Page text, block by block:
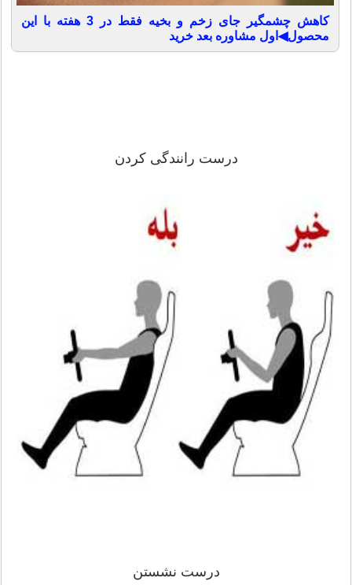
کاهش چشمگیر جای زخم و بخیه فقط در 3 هفته با این
محصول◀اول مشاوره بعد خرید
درست رانندگی کردن
درست نشستن